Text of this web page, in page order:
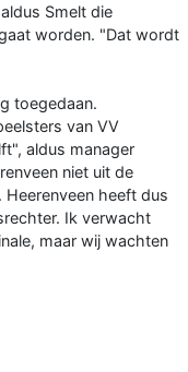
Smelt die
worden. "Dat wordt
toegedaan.
van VV
aldus manager
niet uit de
heeft dus
Ik verwacht
maar wij wachten